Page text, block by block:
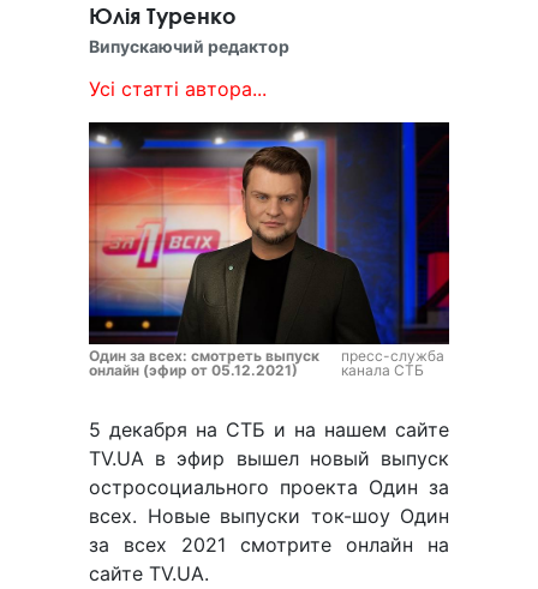
Юлія Туренко
Випускаючий редактор
Усі статті автора...
Один за всех: смотреть выпуск
онлайн (эфир от 05.12.2021)
пресс-служба
канала СТБ
5 декабря на СТБ и на нашем сайте
TV.UA в эфир вышел новый выпуск
остросоциального проекта Один за
всех. Новые выпуски ток-шоу Один
за всех 2021 смотрите онлайн на
сайте TV.UA.